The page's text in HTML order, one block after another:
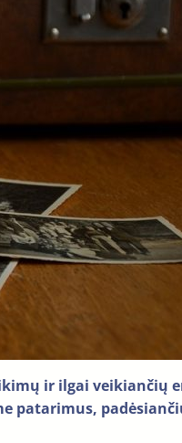
ir ilgai veikiančių
patarimus,